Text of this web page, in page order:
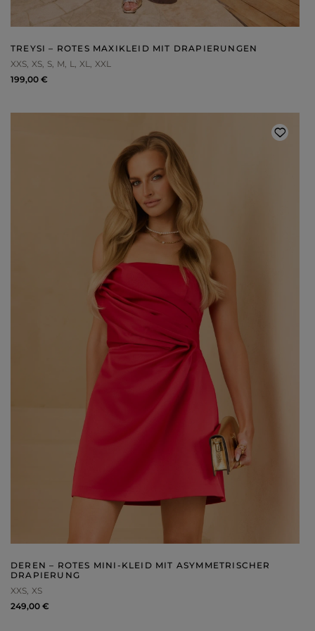
SILVESTER
Art
CASUAL - KLEIDER
ABENDKLEIDER
ASYMMETRISCHE
STRICKKLEIDER
MIT RÜSCHEN
MIT SCHÖSSCHEN
ALLES ANZEIGEN ENTDECKEN SIE DIE NEUHEITEN
TREYSI – ROTES MAXIKLEID MIT DRAPIERUNGEN
XXS XS S M L XL XXL
199,00 €
DEREN – ROTES MINI-KLEID MIT ASYMMETRISCHER
DRAPIERUNG
XXS XS
249,00 €